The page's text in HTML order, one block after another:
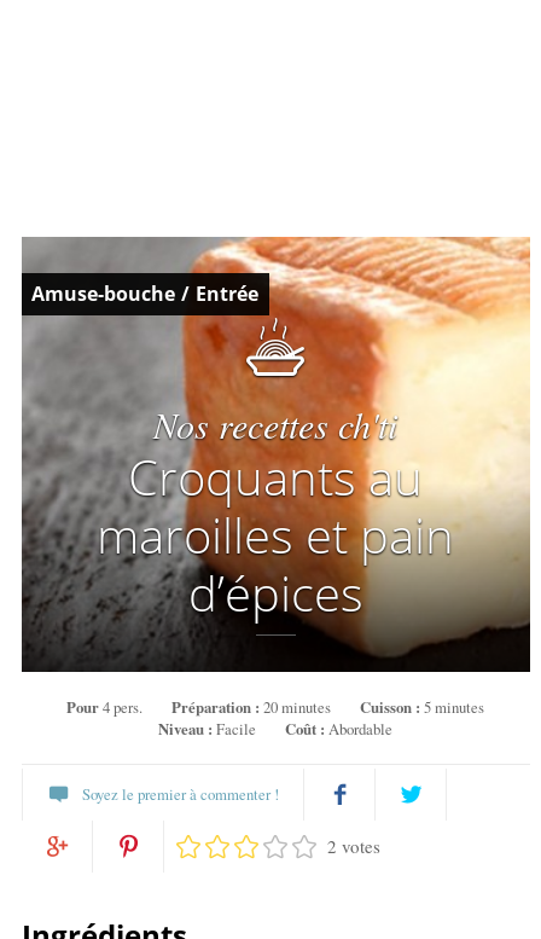
Amuse-bouche / Entrée
Nos recettes ch'ti
Croquants au
maroilles et pain
d’épices
Pour4 pers. Préparation :20 minutes Cuisson :5 minutes
Niveau : Facile Coût : Abordable
Soyez le premier à commenter !
Partagez
2 votes